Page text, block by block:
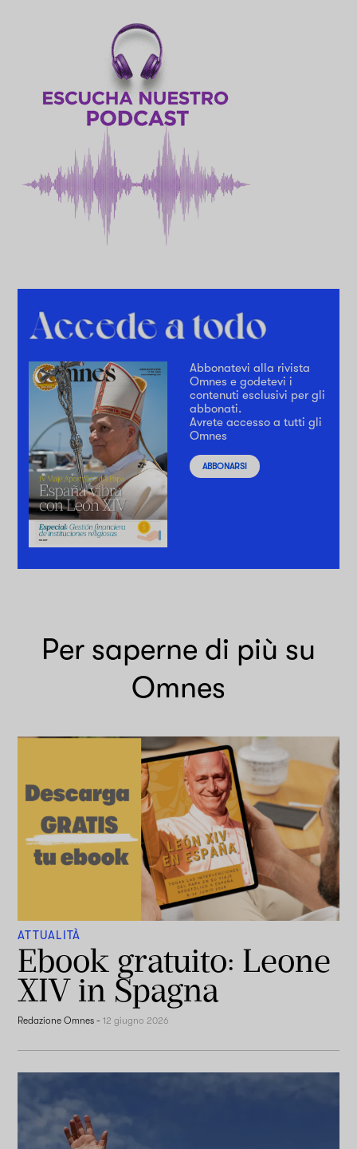
Abbonatevi alla rivista
Omnes e godetevi i
contenuti esclusivi per gli
abbonati.
Avrete accesso a tutti gli
Omnes
ABBONARSI
Per saperne di più su
Omnes
ATTUALITÀ
Ebook gratuito: Leone
XIV in Spagna
Redazione Omnes -12 giugno 2026